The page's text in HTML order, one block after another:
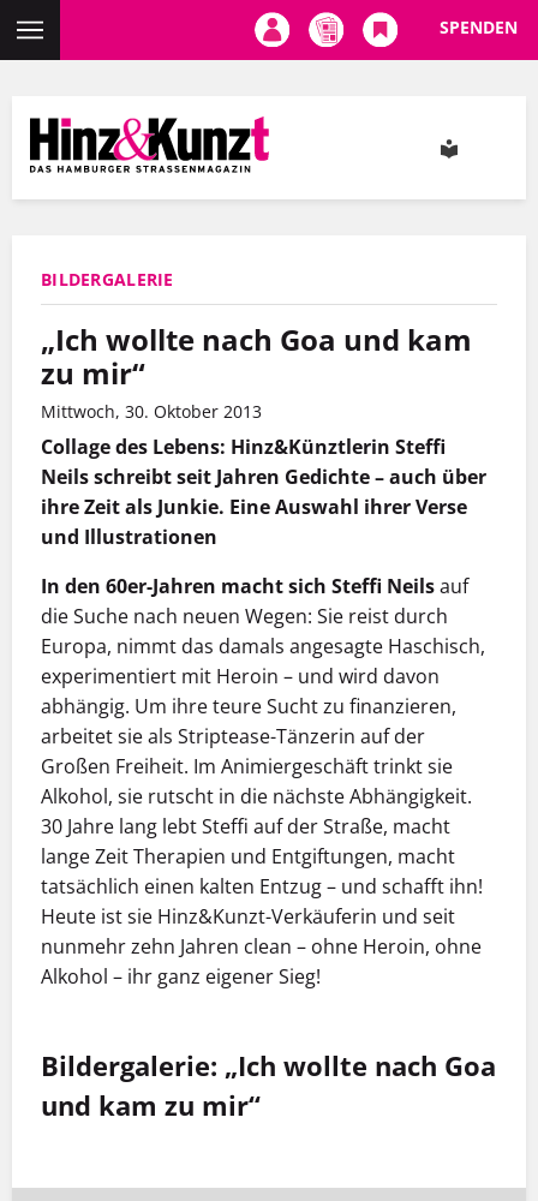
Inhalt
SPENDEN
BILDERGALERIE
„Ich wollte nach Goa und kam
zu mir“
Mittwoch, 30. Oktober 2013
Collage des Lebens: Hinz&Künztlerin Steffi
Neils schreibt seit Jahren Gedichte – auch über
ihre Zeit als Junkie. Eine Auswahl ihrer Verse
und Illustrationen
In den 60er-Jahren macht sich Steffi Neilsauf
die Suche nach neuen Wegen: Sie reist durch
Europa, nimmt das damals angesagte Haschisch,
experimentiert mit Heroin – und wird davon
abhängig. Um ihre teure Sucht zu finanzieren,
arbeitet sie als Striptease-Tänzerin auf der
Großen Freiheit. Im Animiergeschäft trinkt sie
Alkohol, sie rutscht in die nächste Abhängigkeit.
30 Jahre lang lebt Steffi auf der Straße, macht
lange Zeit Therapien und Entgiftungen, macht
tatsächlich einen kalten Entzug – und schafft ihn!
Heute ist sie Hinz&Kunzt-Verkäuferin und seit
nunmehr zehn Jahren clean – ohne Heroin, ohne
Alkohol – ihr ganz eigener Sieg!
Bildergalerie: „Ich wollte nach Goa
und kam zu mir“